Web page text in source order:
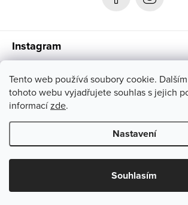
Tento web používá soubory cookie.
tohoto webu vyjadřujete souhlas s jejich
informacízde.
Nastavení
Souhlasím
Instagram
Informace pro vás
Copyright 2026INFOKRÁSA. Všechna práva